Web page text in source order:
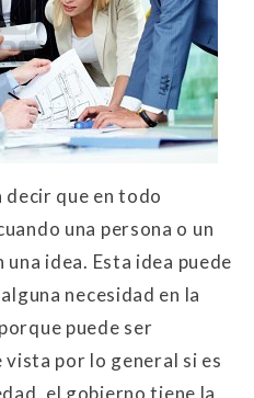
decir que en todo
una persona o un
idea. Esta idea puede
necesidad en la
puede ser
por lo general si es